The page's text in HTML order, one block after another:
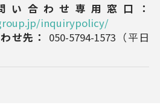
い合わせ専用窓口：
inquirypolicy/
せ先：
050-5794-1573（平日